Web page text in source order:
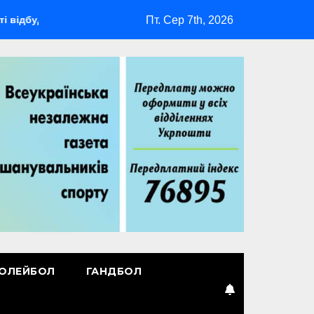
мультиспортивний табір ГАРТ 2026 – як долучитися
Пт. Сер 7th, 2026
ГАНДБОЛ